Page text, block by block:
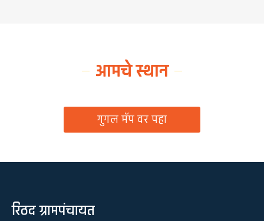
आमचे स्थान
गुगल मॅप वर पहा
रिठद ग्रामपंचायत